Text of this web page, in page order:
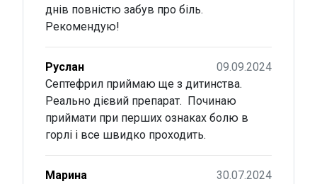
днів повністю забув про біль.
Рекомендую!
Руслан
09.09.2024
Септефрил приймаю ще з дитинства.
Реально дієвий препарат. Починаю
приймати при перших ознаках болю в
горлі і все швидко проходить.
Марина
30.07.2024